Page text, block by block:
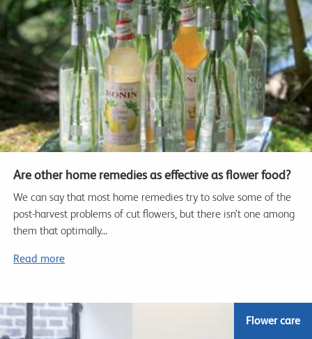
Are other home remedies as effective as flower food?
We can say that most home remedies try to solve some of the
post-harvest problems of cut flowers, but there isn’t one among
them that optimally...
Read more
Flower care